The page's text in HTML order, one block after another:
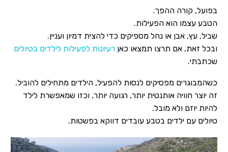
בפועל, קורה ההפך.
הטבע עצמו הוא הפעילות.
שביל, עץ, אבן או נחל מספיקים כדי להצית דמיון ועניין.
ובכל זאת, אם תרצו תמצאו כאן רעיונות לפעילות לילדים בטיולים
שכתבתי.
כשהמבוגרים מפסיקים לנסות להפעיל, הילדים מתחילים להוביל.
זה יוצר חוויה אותנטית יותר, רגועה יותר, וכזו שמאפשרת לילד
להיות יוזם ולא מובל.
טיולים עם ילדים בטבע עובדים דווקא בפשטות.